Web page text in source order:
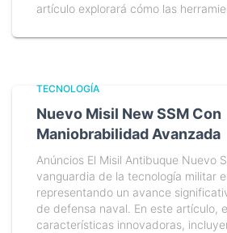
artículo explorará cómo las
TECNOLOGÍA
Nuevo Misil New SSM Con
Maniobrabilidad Avanzada
Anúncios El Misil Antibuque Nuevo
vanguardia de la tecnología militar
representando un avance
de defensa naval. En este artículo,
características innovadoras,